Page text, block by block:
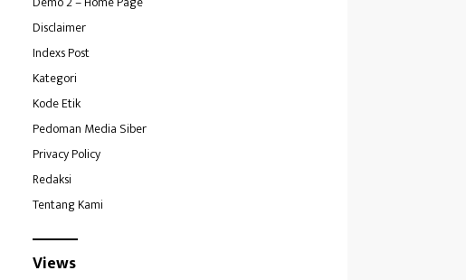
Disclaimer
Indexs Post
Kategori
Kode Etik
Pedoman Media Siber
Privacy Policy
Redaksi
Tentang Kami
Views